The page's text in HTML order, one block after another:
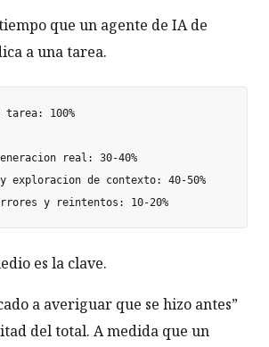
que un agente de IA de
a una tarea.
100%
real: 30-40%
exploracion de contexto: 40-50%
es la clave.
a averiguar que se hizo antes”
del total. A medida que un